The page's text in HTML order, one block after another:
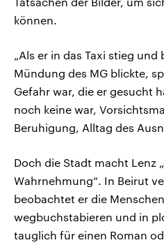
können.
„Als er in das Taxi stieg
Mündung des MG blickte,
Gefahr war, die er gesucht
noch keine war,
Beruhigung, Alltag des
Doch die Stadt macht Lenz
Wahrnehmung“. In Beirut
beobachtet er die
wegbuchstabieren und in
tauglich für einen Roman